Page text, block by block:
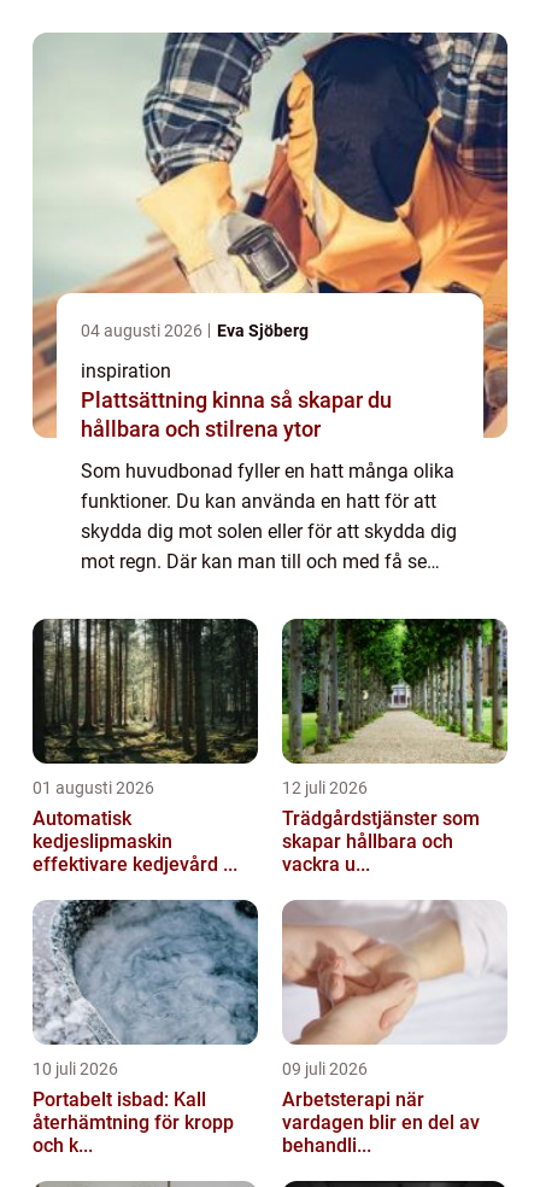
04 augusti 2026 Eva Sjöberg
inspiration
Plattsättning kinna så skapar du
hållbara och stilrena ytor
Som huvudbonad fyller en hatt många olika
funktioner. Du kan använda en hatt för att
skydda dig mot solen eller för att skydda dig
mot regn. Där kan man till och med få se
slags hatt som heter sydväst, som skydd ...
01 augusti 2026
Automatisk
kedjeslipmaskin
effektivare kedjevård ...
12 juli 2026
Trädgårdstjänster som
skapar hållbara och
vackra u...
10 juli 2026
Portabelt isbad: Kall
återhämtning för kropp
och k...
09 juli 2026
Arbetsterapi när
vardagen blir en del av
behandli...